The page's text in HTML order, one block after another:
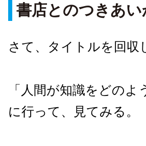
書店とのつきあ
さて、タイトルを回収
「人間が知識をどの
に行って、見てみる。